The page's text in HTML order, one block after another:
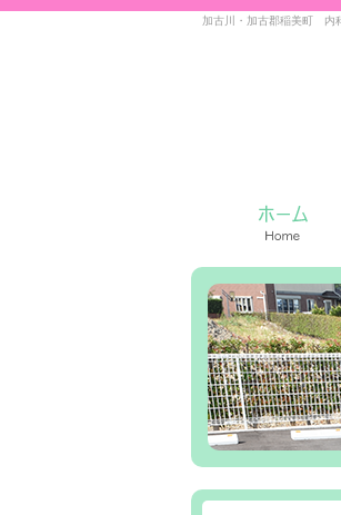
加古川・加古郡稲美町 内